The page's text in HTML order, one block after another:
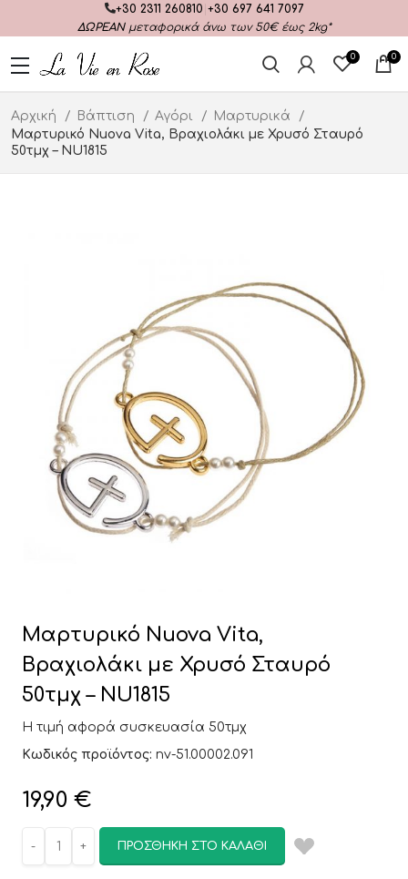
+30 2311 260810 +30 697 641 7097
ΔΩΡΕΑΝμεταφορικά άνω των 50€ έως 2kg*
0 0
Αρχική Βάπτιση Αγόρι
Μαρτυρικά
Μαρτυρικό Nuova Vita, Βραχιολάκι με Χρυσό Σταυρό
50τμχ – NU1815
Μαρτυρικό Nuova Vita,
Βραχιολάκι με Χρυσό Σταυρό
50τμχ – NU1815
Η τιμή αφορά συσκευασία 50τμχ
Κωδικός προϊόντος: nv-51.00002.091
19,90 €
ΠΡΟΣΘΉΚΗ ΣΤΟ ΚΑΛΆΘΙ